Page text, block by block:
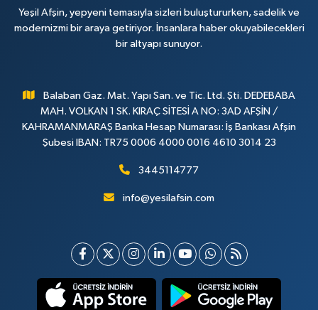
Yeşil Afşin, yepyeni temasıyla sizleri buluştururken, sadelik ve
modernizmi bir araya getiriyor. İnsanlara haber okuyabilecekleri
bir altyapı sunuyor.
Balaban Gaz. Mat. Yapı San. ve Tic. Ltd. Şti. DEDEBABA
MAH. VOLKAN 1 SK. KIRAÇ SİTESİ A NO: 3AD AFŞİN /
KAHRAMANMARAŞ Banka Hesap Numarası: İş Bankası Afşin
Şubesi IBAN: TR75 0006 4000 0016 4610 3014 23
3445114777
info@yesilafsin.com